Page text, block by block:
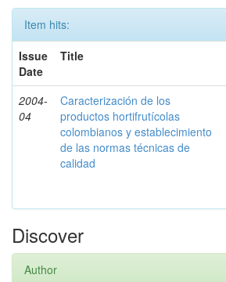
Item hits:
Issue
Date
Title
2004-
04
Caracterización de los
productos hortifrutícolas
colombianos y establecimiento
de las normas técnicas de
calidad
Discover
Author